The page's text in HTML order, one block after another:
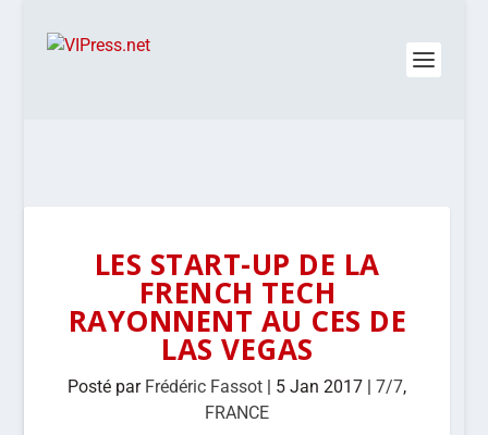
LES START-UP DE LA
FRENCH TECH
RAYONNENT AU CES DE
LAS VEGAS
Posté par Frédéric Fassot | 5 Jan 2017 |7/7,
FRANCE